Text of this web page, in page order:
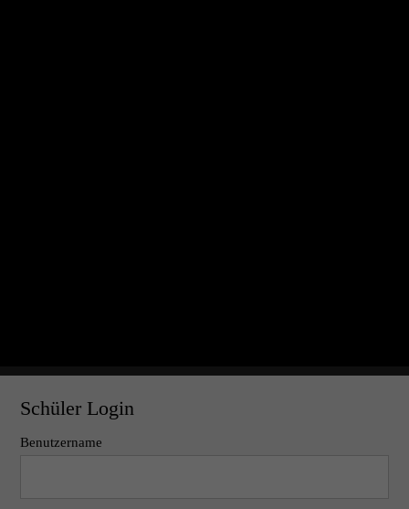
Schüler Login
Benutzername